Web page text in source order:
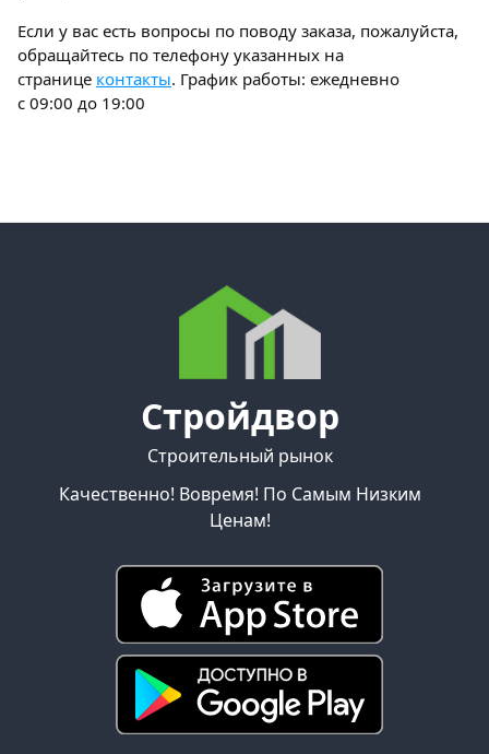
Если у вас есть вопросы по поводу заказа, пожалуйста,
обращайтесь по телефону указанных на
странице контакты. График работы: ежедневно
с 09:00 до 19:00
Стройдвор
Строительный рынок
Качественно! Вовремя! По Самым Низким
Ценам!